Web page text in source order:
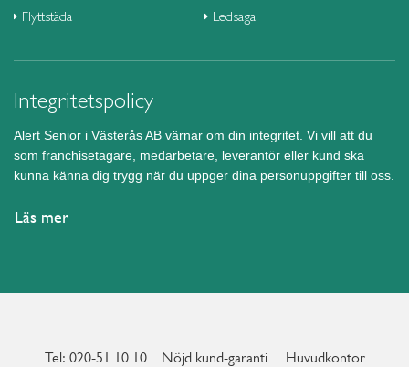
Flyttstäda
Ledsaga
Integritetspolicy
Alert Senior i Västerås AB värnar om din integritet. Vi vill att du
som franchisetagare, medarbetare, leverantör eller kund ska
kunna känna dig trygg när du uppger dina personuppgifter till oss.
Läs mer
Tel: 020-51 10 10 Nöjd kund-garanti Huvudkontor